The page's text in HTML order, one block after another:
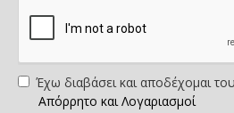
Έχω διαβάσει και αποδέχομαι
Απόρρητο και Λογαριασμοί